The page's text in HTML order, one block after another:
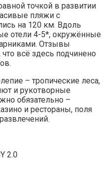
точкой в развитии
пляжи с
на 120 км. Вдоль
отели 4-5*, окружённые
Отзывы
всё здесь подчинено
– тропические леса,
и рукотворные
обязательно –
и рестораны, поля
2.0